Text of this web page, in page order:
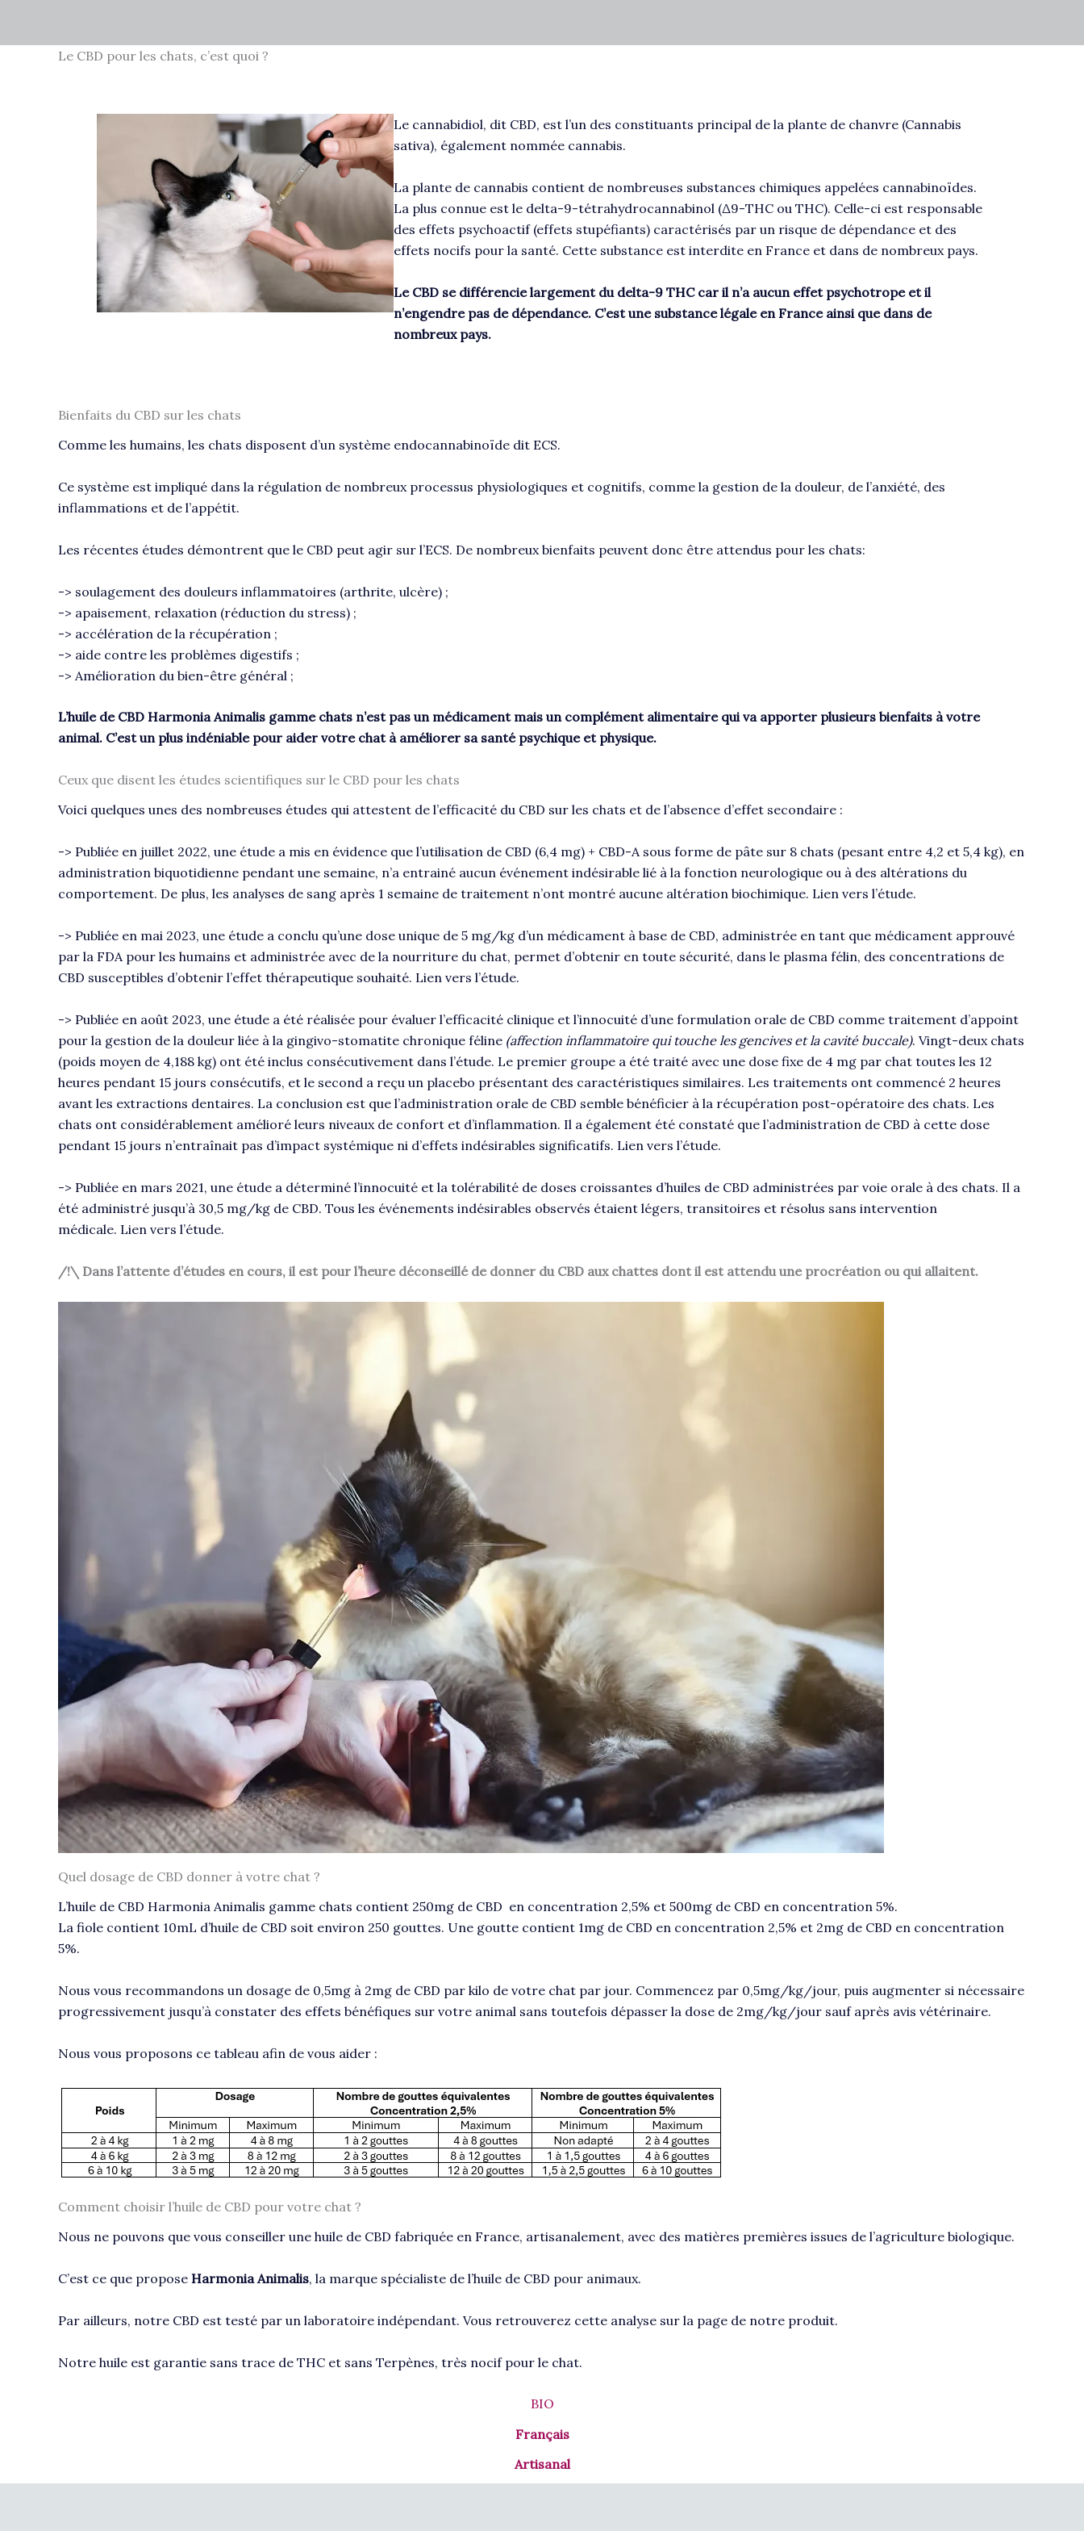
Le CBD pour les chats, c’est quoi ?
Le cannabidiol, dit CBD, est l’un des constituants principal de la plante de chanvre (Cannabis
sativa), également nommée cannabis.
La plante de cannabis contient de nombreuses substances chimiques appelées cannabinoïdes.
La plus connue est le delta-9-tétrahydrocannabinol (Δ9-THC ou THC). Celle-ci est responsable
des effets psychoactif (effets stupéfiants) caractérisés par un risque de dépendance et des
effets nocifs pour la santé. Cette substance est interdite en France et dans de nombreux pays.
Le CBD se différencie largement du delta-9 THC car il n’a aucun effet psychotrope et il
n’engendre pas de dépendance. C’est une substance légale en France ainsi que dans de
nombreux pays.
Bienfaits du CBD sur les chats
Comme les humains, les chats disposent d’un système endocannabinoïde dit ECS.
Ce système est impliqué dans la régulation de nombreux processus physiologiques et cognitifs, comme la gestion de la douleur, de l’anxiété, des
inflammations et de l’appétit.
Les récentes études démontrent que le CBD peut agir sur l’ECS. De nombreux bienfaits peuvent donc être attendus pour les chats:
-> soulagement des douleurs inflammatoires (arthrite, ulcère) ;
-> apaisement, relaxation (réduction du stress) ;
-> accélération de la récupération ;
-> aide contre les problèmes digestifs ;
-> Amélioration du bien-être général ;
L’huile de CBD Harmonia Animalis gamme chats n’est pas un médicament mais un complément alimentaire qui va apporter plusieurs bienfaits à votre
animal. C’est un plus indéniable pour aider votre chat à améliorer sa santé psychique et physique.
Ceux que disent les études scientifiques sur le CBD pour les chats
Voici quelques unes des nombreuses études qui attestent de l’efficacité du CBD sur les chats et de l’absence d’effet secondaire :
-> Publiée en juillet 2022, une étude a mis en évidence que l’utilisation de CBD (6,4 mg) + CBD-A sous forme de pâte sur 8 chats (pesant entre 4,2 et 5,4 kg), en
administration biquotidienne pendant une semaine, n’a entrainé aucun événement indésirable lié à la fonction neurologique ou à des altérations du
comportement. De plus, les analyses de sang après 1 semaine de traitement n’ont montré aucune altération biochimique. Lien vers l’étude.
-> Publiée en mai 2023, une étude a conclu qu’une dose unique de 5 mg/kg d’un médicament à base de CBD, administrée en tant que médicament approuvé
par la FDA pour les humains et administrée avec de la nourriture du chat, permet d’obtenir en toute sécurité, dans le plasma félin, des concentrations de
CBD susceptibles d’obtenir l’effet thérapeutique souhaité. Lien vers l’étude.
-> Publiée en août 2023, une étude a été réalisée pour évaluer l’efficacité clinique et l’innocuité d’une formulation orale de CBD comme traitement d’appoint
pour la gestion de la douleur liée à la gingivo-stomatite chronique féline (affection inflammatoire qui touche les gencives et la cavité buccale). Vingt-deux chats
(poids moyen de 4,188 kg) ont été inclus consécutivement dans l’étude. Le premier groupe a été traité avec une dose fixe de 4 mg par chat toutes les 12
heures pendant 15 jours consécutifs, et le second a reçu un placebo présentant des caractéristiques similaires. Les traitements ont commencé 2 heures
avant les extractions dentaires. La conclusion est que l’administration orale de CBD semble bénéficier à la récupération post-opératoire des chats. Les
chats ont considérablement amélioré leurs niveaux de confort et d’inflammation. Il a également été constaté que l’administration de CBD à cette dose
pendant 15 jours n’entraînait pas d’impact systémique ni d’effets indésirables significatifs. Lien vers l’étude.
-> Publiée en mars 2021, une étude a déterminé l’innocuité et la tolérabilité de doses croissantes d’huiles de CBD administrées par voie orale à des chats. Il a
été administré jusqu’à 30,5 mg/kg de CBD. Tous les événements indésirables observés étaient légers, transitoires et résolus sans intervention
médicale. Lien vers l’étude.
/!\ Dans l’attente d’études en cours, il est pour l’heure déconseillé de donner du CBD aux chattes dont il est attendu une procréation ou qui allaitent.
Quel dosage de CBD donner à votre chat ?
L’huile de CBD Harmonia Animalis gamme chats contient 250mg de CBD en concentration 2,5% et 500mg de CBD en concentration 5%.
La fiole contient 10mL d’huile de CBD soit environ 250 gouttes. Une goutte contient 1mg de CBD en concentration 2,5% et 2mg de CBD en concentration
5%.
Nous vous recommandons un dosage de 0,5mg à 2mg de CBD par kilo de votre chat par jour. Commencez par 0,5mg/kg/jour, puis augmenter si nécessaire
progressivement jusqu’à constater des effets bénéfiques sur votre animal sans toutefois dépasser la dose de 2mg/kg/jour sauf après avis vétérinaire.
Nous vous proposons ce tableau afin de vous aider :
Comment choisir l’huile de CBD pour votre chat ?
Nous ne pouvons que vous conseiller une huile de CBD fabriquée en France, artisanalement, avec des matières premières issues de l’agriculture biologique.
C’est ce que propose Harmonia Animalis, la marque spécialiste de l’huile de CBD pour animaux.
Par ailleurs, notre CBD est testé par un laboratoire indépendant. Vous retrouverez cette analyse sur la page de notre produit.
Notre huile est garantie sans trace de THC et sans Terpènes, très nocif pour le chat.
BIO
Français
Artisanal